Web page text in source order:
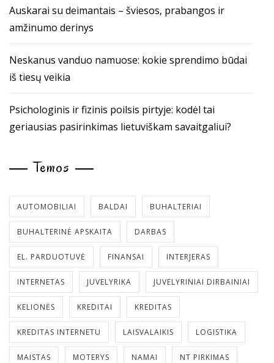
Auskarai su deimantais – šviesos, prabangos ir
amžinumo derinys
Neskanus vanduo namuose: kokie sprendimo būdai
iš tiesų veikia
Psichologinis ir fizinis poilsis pirtyje: kodėl tai
geriausias pasirinkimas lietuviškam savaitgaliui?
Temos
AUTOMOBILIAI BALDAI BUHALTERIAI
BUHALTERINĖ APSKAITA DARBAS
EL. PARDUOTUVĖ FINANSAI INTERJERAS
INTERNETAS JUVELYRIKA JUVELYRINIAI DIRBAINIAI
KELIONĖS KREDITAI KREDITAS
KREDITAS INTERNETU LAISVALAIKIS LOGISTIKA
MAISTAS MOTERYS NAMAI NT PIRKIMAS